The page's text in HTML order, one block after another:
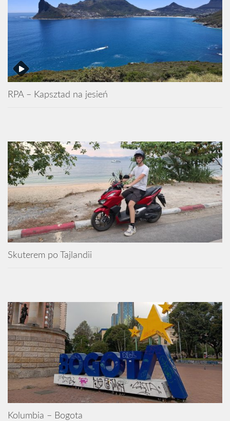
RPA – Kapsztad na jesień
Skuterem po Tajlandii
Kolumbia – Bogota